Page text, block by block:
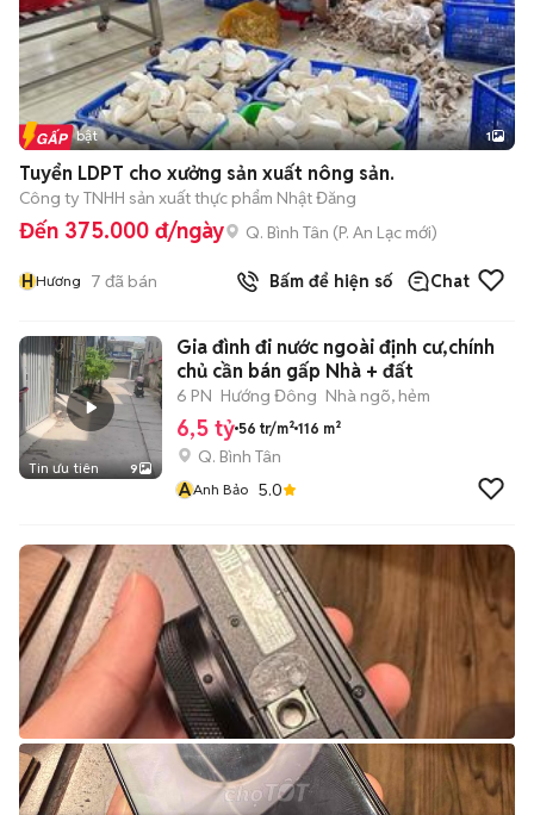
Tin nổi bật 1
Tuyển LDPT cho xưởng sản xuất nông sản.
Công ty TNHH sản xuất thực phẩm Nhật Đăng
Đến 375.000 đ/ngày Q. Bình Tân (P. An Lạc mới)
HHương 7 đã bán Bấm để hiện số Chat
Tin ưu tiên 9
Gia đình đi nước ngoài định cư,chính
chủ cần bán gấp Nhà + đất
6 PN Hướng Đông Nhà ngõ, hẻm
6,5 tỷ 56 tr/m² 116 m²
Q. Bình Tân
AAnh Bảo 5.0